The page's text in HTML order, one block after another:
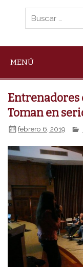
MENÚ
Toman en
febrero 6, 2019